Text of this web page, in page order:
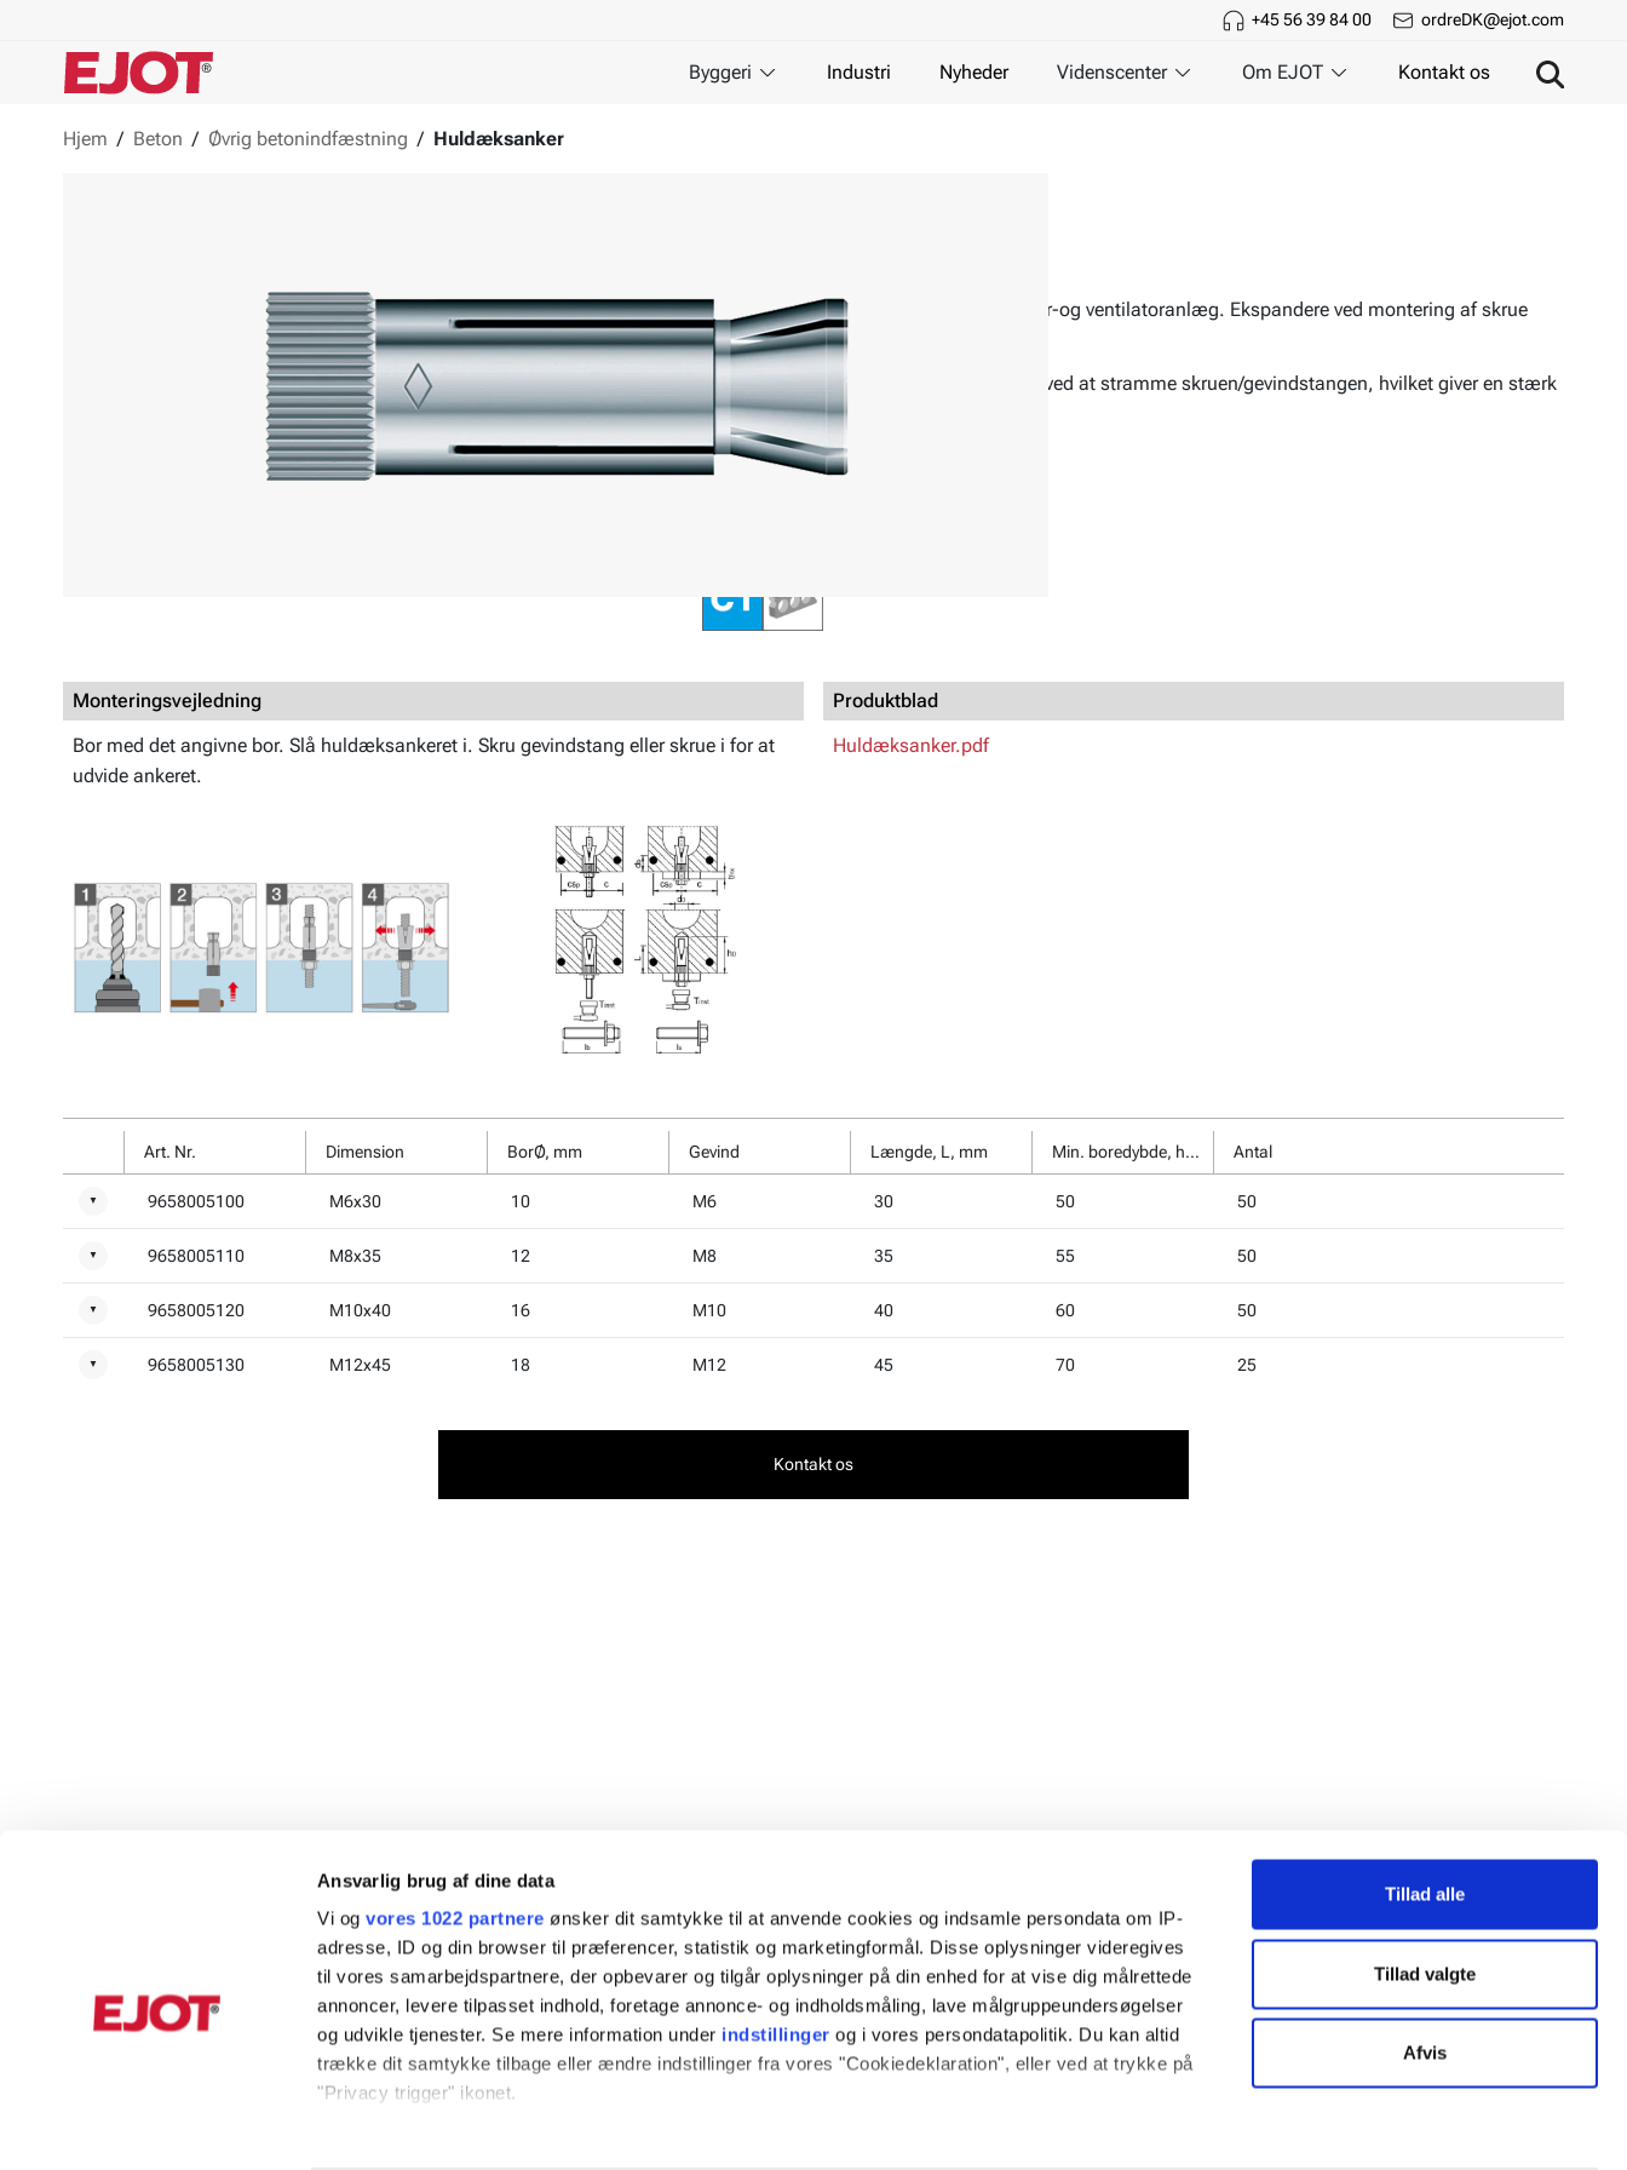
Ansvarlig brug af dine data
Vi ogvores 1022 partnere ønsker dit samtykke til at anvende cookies og indsamle persondata om IP-
adresse, ID og din browser til præferencer, statistik og marketingformål. Disse oplysninger videregives
til vores samarbejdspartnere, der opbevarer og tilgår oplysninger på din enhed for at vise dig målrettede
annoncer, levere tilpasset indhold, foretage annonce- og indholdsmåling, lave målgruppeundersøgelser
og udvikle tjenester. Se mere information under indstillinger og i vores persondatapolitik. Du kan altid
trække dit samtykke tilbage eller ændre indstillinger fra vores "Cookiedeklaration", eller ved at trykke på
"Privacy trigger" ikonet.
Tillad alle
Tillad valgte
Afvis
+45 56 39 84 00 ordreDK@ejot.com
Byggeri Industri Nyheder Videnscenter Om EJOT Kontakt os
Hjem / Beton / Øvrig betonindfæstning / Huldæksanker
Til ophængning af ventilations-, sprinkler-og ventilatoranlæg. Ekspandere ved montering af skrue
eller gevindstang.
Let og nem at bruge. Muffen udvider sig ved at stramme skruen/gevindstangen, hvilket giver en stærk
fastgørelse i huldæk og beton.
Materiale: Stål
Monteringsvejledning
Bor med det angivne bor. Slå huldæksankeret i. Skru gevindstang eller skrue i for at
udvide ankeret.
Produktblad
Huldæksanker.pdf
Art. Nr. Dimension BorØ, mm Gevind Længde, L, mm Min. boredybde, h1, mm Antal
▼ 9658005100 M6x30 10 M6 30 50 50
▼ 9658005110 M8x35 12 M8 35 55 50
▼ 9658005120 M10x40 16 M10 40 60 50
▼ 9658005130 M12x45 18 M12 45 70 25
Kontakt os